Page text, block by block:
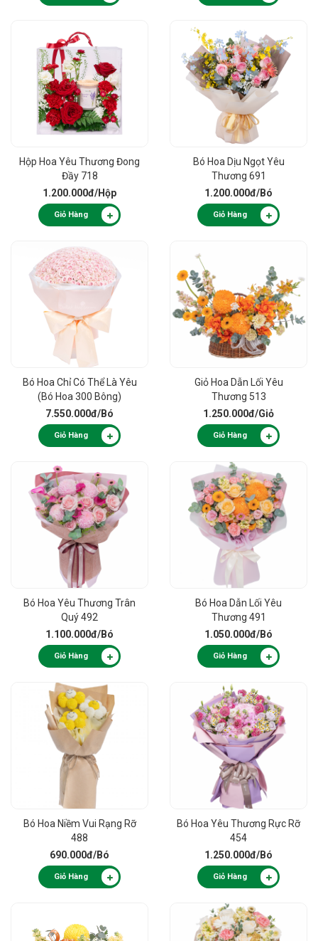
Hộp Hoa Yêu Thương Đong
Đầy 718
1.200.000đ/Hộp
Giỏ Hàng
Bó Hoa Dịu Ngọt Yêu
Thương 691
1.200.000đ/Bó
Giỏ Hàng
Bó Hoa Chỉ Có Thể Là Yêu
(Bó Hoa 300 Bông)
7.550.000đ/Bó
Giỏ Hàng
Giỏ Hoa Dẫn Lối Yêu
Thương 513
1.250.000đ/Giỏ
Giỏ Hàng
Bó Hoa Yêu Thương Trân
Quý 492
1.100.000đ/Bó
Giỏ Hàng
Bó Hoa Dẫn Lối Yêu
Thương 491
1.050.000đ/Bó
Giỏ Hàng
Bó Hoa Niềm Vui Rạng Rỡ
488
690.000đ/Bó
Giỏ Hàng
Bó Hoa Yêu Thương Rực Rỡ
454
1.250.000đ/Bó
Giỏ Hàng